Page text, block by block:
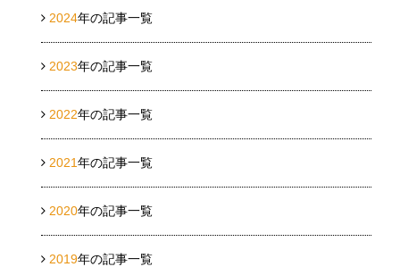
2024年の記事一覧
2023年の記事一覧
2022年の記事一覧
2021年の記事一覧
2020年の記事一覧
2019年の記事一覧